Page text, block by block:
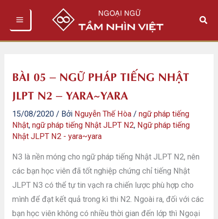
Tìm
BÀI 05 – NGỮ PHÁP TIẾNG NHẬT
JLPT N2 – YARA~YARA
15/08/2020 / Bởi Nguyễn Thế Hòa /ngữ pháp tiếng
Nhật,ngữ pháp tiếng Nhật JLPT N2, Ngữ pháp tiếng
Nhật JLPT N2 - yara~yara
N3 là nền móng cho ngữ pháp tiếng Nhật JLPT N2, nên
các bạn học viên đã tốt nghiệp chứng chỉ tiếng Nhật
JLPT N3 có thể tự tin vạch ra chiến lược phù hợp cho
mình để đạt kết quả trong kì thi N2. Ngoài ra, đối với các
bạn học viên không có nhiều thời gian đến lớp thì Ngoại